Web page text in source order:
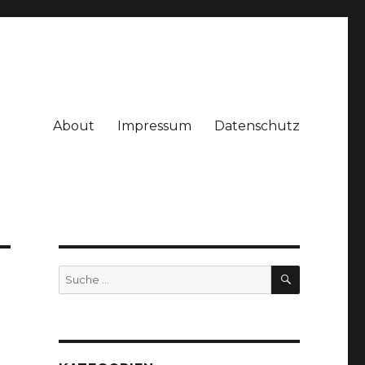
About Impressum Datenschutz
Suche
nach:
SUCHE